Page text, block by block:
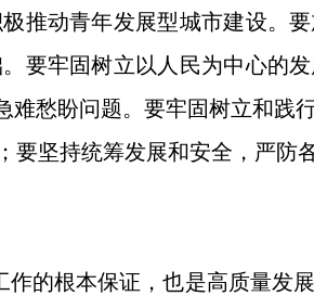
推动青年发展型城市建设。
要牢固树立以人民为中心的
愁盼问题。要牢固树立和践
坚持统筹发展和安全，严防
的根本保证，也是高质量发